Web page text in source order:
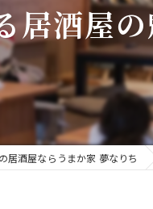
居酒屋
居酒屋ならうまか家 夢なりち